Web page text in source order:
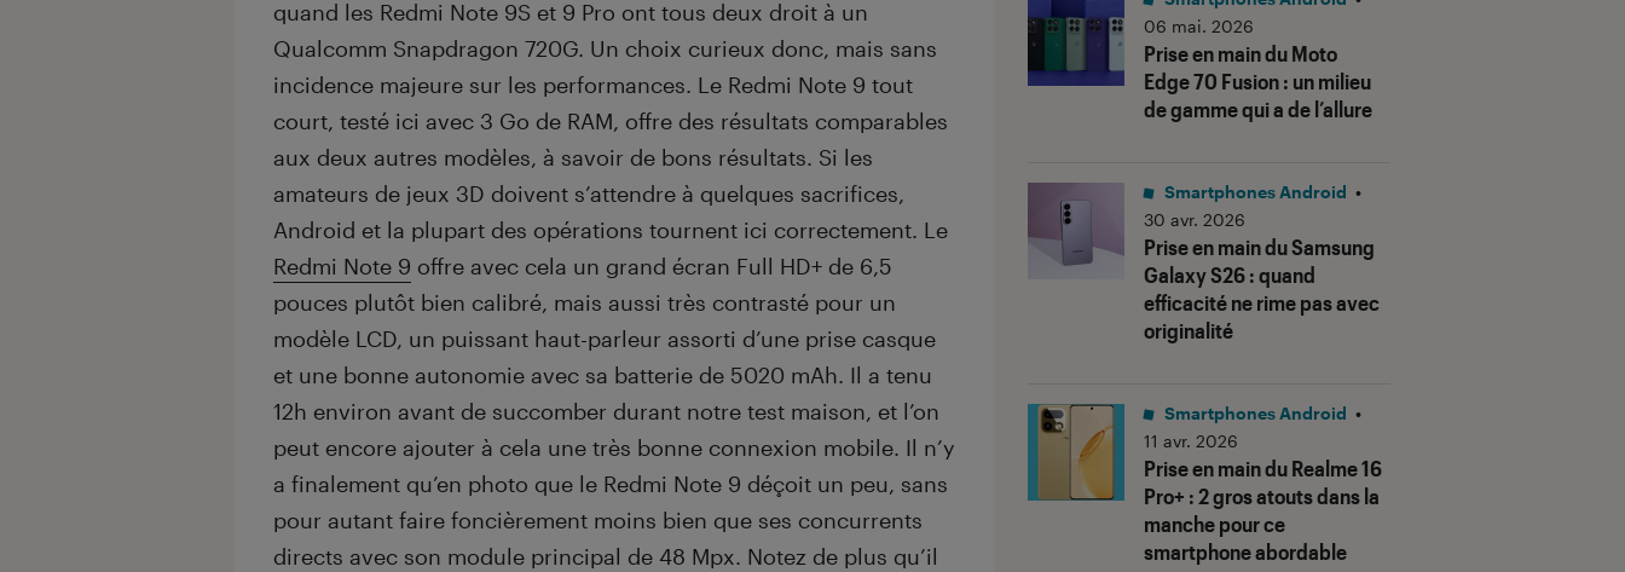
quand les Redmi Note 9S et 9 Pro ont tous deux droit à un
Qualcomm Snapdragon 720G. Un choix curieux donc, mais sans
incidence majeure sur les performances. Le Redmi Note 9 tout
court, testé ici avec 3 Go de RAM, offre des résultats comparables
aux deux autres modèles, à savoir de bons résultats. Si les
amateurs de jeux 3D doivent s’attendre à quelques sacrifices,
Android et la plupart des opérations tournent ici correctement. Le
Redmi Note 9 offre avec cela un grand écran Full HD+ de 6,5
pouces plutôt bien calibré, mais aussi très contrasté pour un
modèle LCD, un puissant haut-parleur assorti d’une prise casque
et une bonne autonomie avec sa batterie de 5020 mAh. Il a tenu
12h environ avant de succomber durant notre test maison, et l’on
peut encore ajouter à cela une très bonne connexion mobile. Il n’y
a finalement qu’en photo que le Redmi Note 9 déçoit un peu, sans
pour autant faire foncièrement moins bien que ses concurrents
directs avec son module principal de 48 Mpx. Notez de plus qu’il
Prise en main du Moto
Edge 70 Fusion : un milieu
de gamme qui a de l’allure
06 mai. 2026
Prise en main du Samsung
Galaxy S26 : quand
efficacité ne rime pas avec
originalité
Smartphones Android •
30 avr. 2026
Prise en main du Realme 16
Pro+ : 2 gros atouts dans la
manche pour ce
smartphone abordable
Smartphones Android •
11 avr. 2026